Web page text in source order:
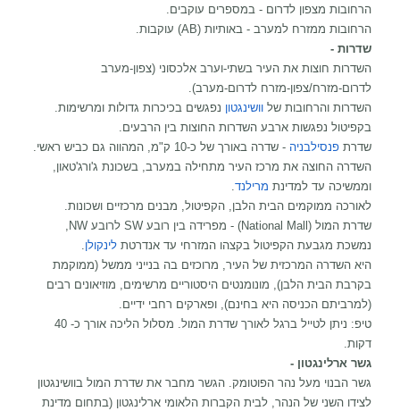
הרחובות מצפון לדרום - במספרים עוקבים.
הרחובות ממזרח למערב - באותיות (AB) עוקבות.
שדרות -
השדרות חוצות את העיר בשתי-וערב אלכסוני (צפון-מערב
לדרום-מזרח/צפון-מזרח לדרום-מערב).
השדרות והרחובות של וושינגטון נפגשים בכיכרות גדולות ומרשימות.
בקפיטול נפגשות ארבע השדרות החוצות בין הרבעים.
שדרת פנסילבניה - שדרה באורך של כ-10 ק"מ, המהווה גם כביש ראשי.
השדרה החוצה את מרכז העיר מתחילה במערב, בשכונת ג'ורג'טאון,
וממשיכה עד למדינת מרילנד.
לאורכה ממוקמים הבית הלבן, הקפיטול, מבנים מרכזיים ושכונות.
שדרת המול (National Mall) - מפרידה בין רובע SW לרובע NW,
נמשכת מגבעת הקפיטול בקצהו המזרחי עד אנדרטת לינקולן.
היא השדרה המרכזית של העיר, מרוכזים בה בנייני ממשל (ממוקמת
בקרבת הבית הלבן), מונומנטים היסטוריים מרשימים, מוזיאונים רבים
(למרביתם הכניסה היא בחינם), ופארקים רחבי ידיים.
טיפ: ניתן לטייל ברגל לאורך שדרת המול. מסלול הליכה אורך כ- 40
דקות.
גשר ארלינגטון -
גשר הבנוי מעל נהר הפוטומק. הגשר מחבר את שדרת המול בוושינגטון
לצידו השני של הנהר, לבית הקברות הלאומי ארלינגטון (בתחום מדינת